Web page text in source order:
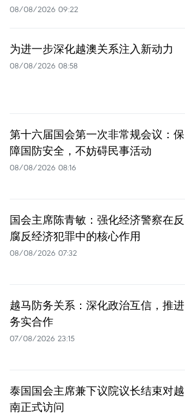
08/08/2026 09:22
为进一步深化越澳关系注入新动力
08/08/2026 08:58
第十六届国会第一次非常规会议：保
障国防安全，不妨碍民事活动
08/08/2026 08:16
国会主席陈青敏：强化经济警察在反
腐反经济犯罪中的核心作用
08/08/2026 07:32
越马防务关系：深化政治互信，推进
务实合作
07/08/2026 23:15
泰国国会主席兼下议院议长结束对越
南正式访问